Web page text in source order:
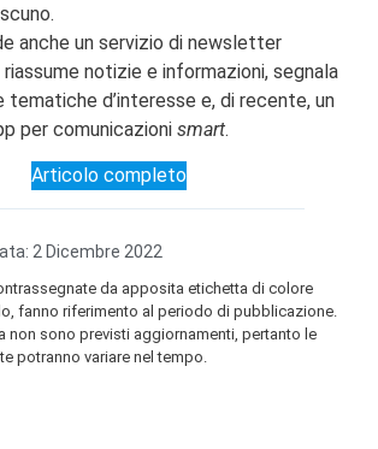
anche un servizio di newsletter
notizie e informazioni, segnala
tematiche d’interesse e, di recente, un
per comunicazioni smart.
Articolo completo
2 Dicembre 2022
da apposita etichetta di colore
fanno riferimento al periodo di pubblicazione.
non sono previsti aggiornamenti, pertanto le
potranno variare nel tempo.